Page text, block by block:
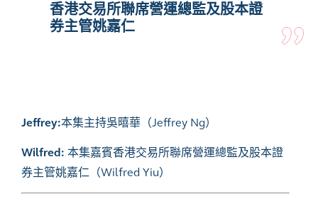
香港交易所聯席營運總監及股本證
券主管姚嘉仁
Jeffrey:本集主持吳暿華（Jeffrey Ng）
Wilfred: 本集嘉賓香港交易所聯席營運總監及股本證
券主管姚嘉仁（Wilfred Yiu）